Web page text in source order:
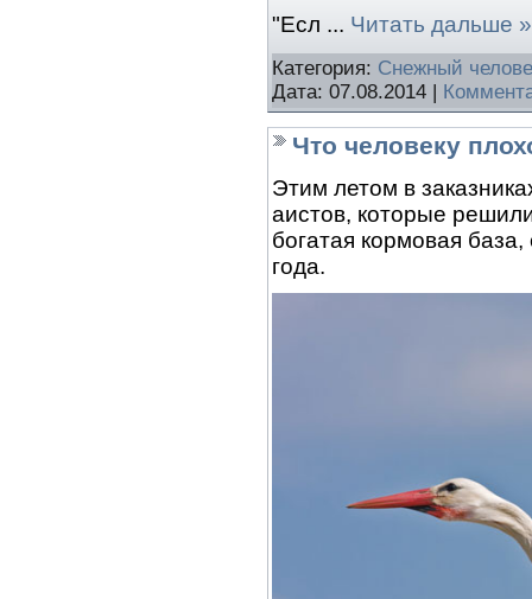
"Есл ... Читать дальше »
Категория: Снежный
Дата: 07.08.2014 |
Что человеку
Этим летом в
аистов, которые
богатая кормовая
года.